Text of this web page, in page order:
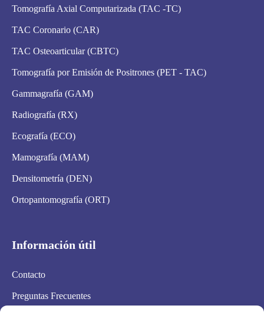
Tomografía Axial Computarizada (TAC -TC)
TAC Coronario (CAR)
TAC Osteoarticular (CBTC)
Tomografía por Emisión de Positrones (PET - TAC)
Gammagrafía (GAM)
Radiografía (RX)
Ecografía (ECO)
Mamografía (MAM)
Densitometría (DEN)
Ortopantomografía (ORT)
Información útil
Contacto
Preguntas Frecuentes